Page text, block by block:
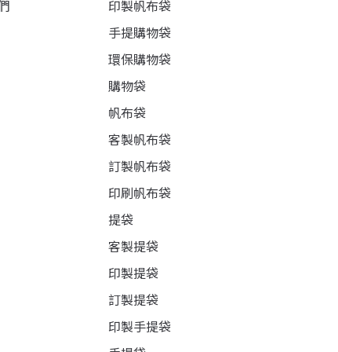
印製帆布袋
手提購物袋
環保購物袋
購物袋
帆布袋
客製帆布袋
訂製帆布袋
印刷帆布袋
提袋
客製提袋
印製提袋
訂製提袋
印製手提袋